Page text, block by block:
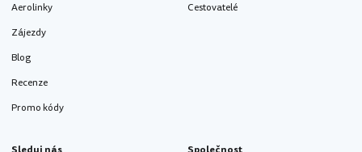
Aerolinky
Zájezdy
Blog
Recenze
Promo kódy
Cestovatelé